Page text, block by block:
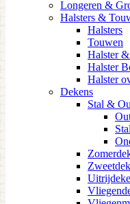
Longeren &
Halsters &
Halsters
Touwen
Halster
Halster
Halster
Dekens
Stal &